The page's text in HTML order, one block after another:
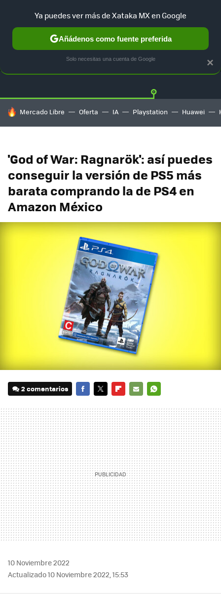
GUÍA DE COMPRAS MERCADO LIBRE
HOY SE HABLA DE
Mercado Libre Oferta IA Playstation Huawei
'God of War: Ragnarök': así puedes
conseguir la versión de PS5 más
barata comprando la de PS4 en
Amazon México
2 comentarios
MAIL
10 Noviembre 2022
Actualizado 10 Noviembre 2022, 15:53
×
Ya puedes ver más de Xataka MX en Google
Añádenos como fuente preferida
Solo necesitas una cuenta de Google